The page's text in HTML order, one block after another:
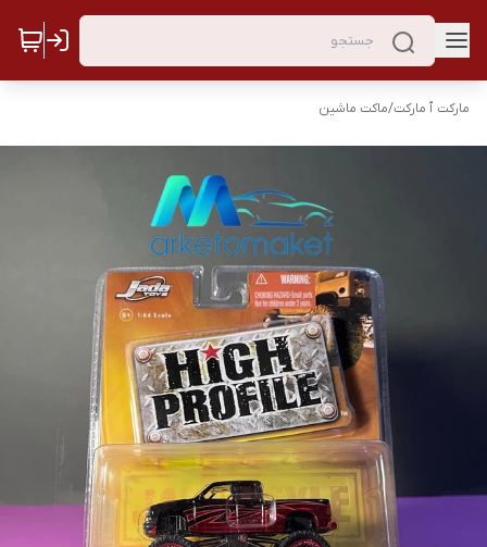
مارکت ٱ مارکت/ماکت ماشین